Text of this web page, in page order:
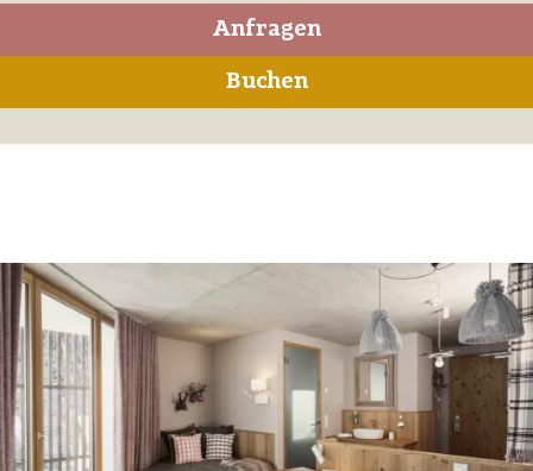
Anfragen
Buchen